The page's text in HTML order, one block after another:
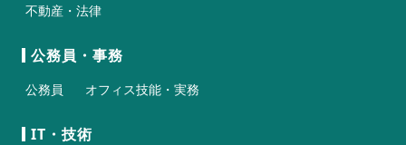
不動産・法律
公務員・事務
公務員 オフィス技能・実務
IT・技術